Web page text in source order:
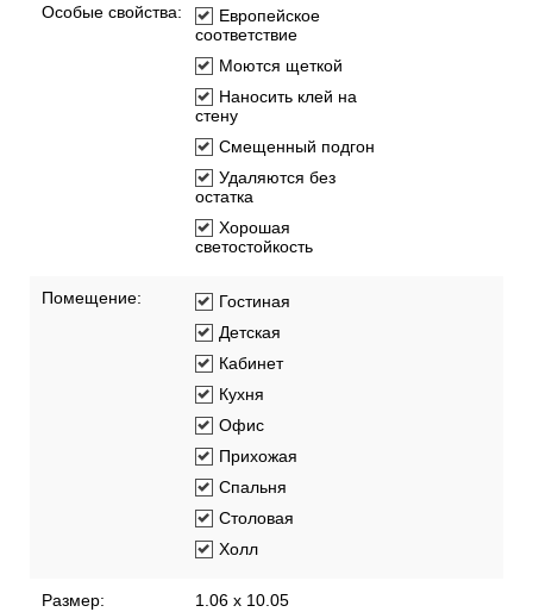
Особые свойства:
Европейское
соответствие
Моются щеткой
Наносить клей на
стену
Смещенный подгон
Удаляются без
остатка
Хорошая
светостойкость
Помещение:
Гостиная
Детская
Кабинет
Кухня
Офис
Прихожая
Спальня
Столовая
Холл
Размер: 1.06 x 10.05